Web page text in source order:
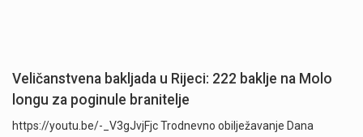
Veličanstvena bakljada u Rijeci: 222 baklje na Molo
longu za poginule branitelje
https://youtu.be/-_V3gJvjFjc Trodnevno obilježavanje Dana